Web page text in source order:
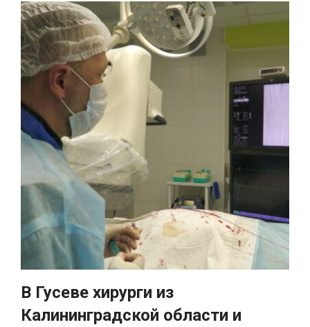
В Гусеве хирурги из
Калининградской области и